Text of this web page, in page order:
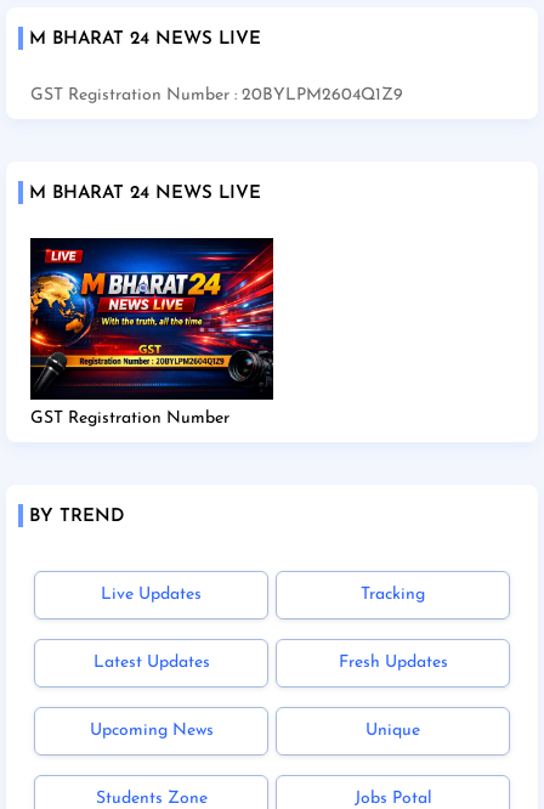
M BHARAT 24 NEWS LIVE
GST Registration Number : 20BYLPM2604Q1Z9
M BHARAT 24 NEWS LIVE
GST Registration Number
BY TREND
Live Updates Tracking
Latest Updates Fresh Updates
Upcoming News Unique
Students Zone Jobs Potal